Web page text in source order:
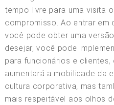
tempo livre para uma visita
compromisso. Ao entrar
você pode obter uma
desejar, você pode
para funcionários e clientes,
aumentará a mobilidade da
cultura corporativa, mas
mais respeitável aos olhos